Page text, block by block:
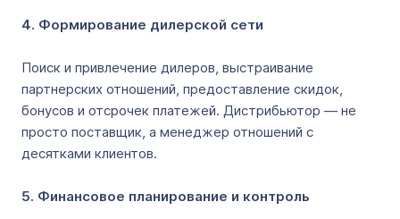
4. Формирование дилерской сети
Поиск и привлечение дилеров, выстраивание
партнерских отношений, предоставление скидок,
бонусов и отсрочек платежей. Дистрибьютор — не
просто поставщик, а менеджер отношений с
десятками клиентов.
5. Финансовое планирование и контроль